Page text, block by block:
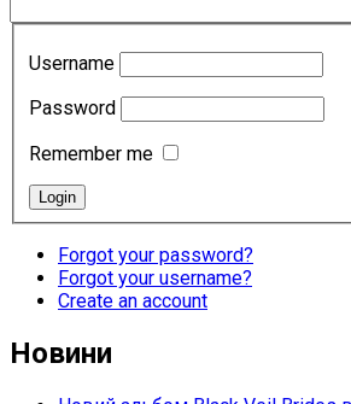
Username
Password
Remember me
Forgot your password?
Forgot your username?
Create an account
Новини